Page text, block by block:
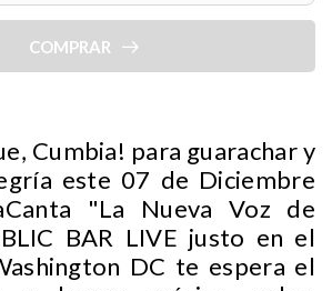
COMPRAR
Cumbia! para guarachar y
este 07 de Diciembre
"La Nueva Voz de
BAR LIVE justo en el
DC te espera el